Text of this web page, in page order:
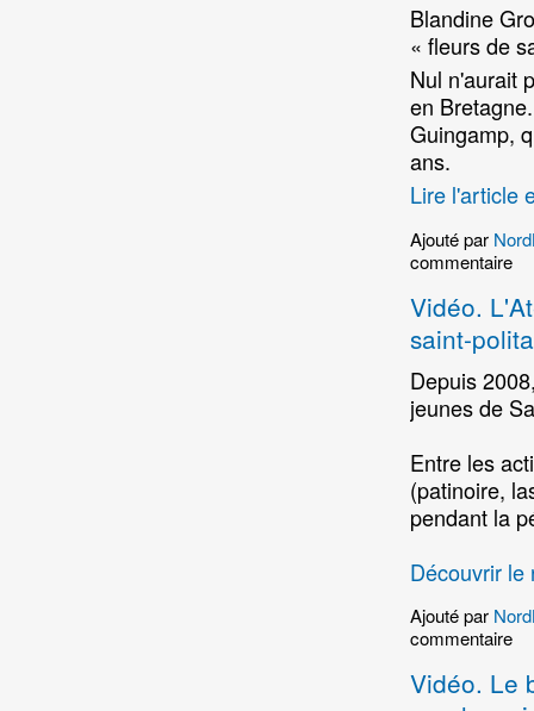
Blandine
« fleurs de
Nul n'aurait
en
Guingamp,
ans.
Lire l'article
Ajouté par
commentaire
Vidéo.
saint-
Depuis
jeunes de
Entre les
(patinoire,
pendant la
Découvrir le
Ajouté par
commentaire
Vidéo. Le